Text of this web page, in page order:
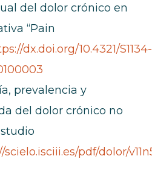
del dolor crónico en
“Pain
dx.doi.org/10.4321/S1134-
prevalencia y
del dolor crónico no
scielo.isciii.es/pdf/dolor/